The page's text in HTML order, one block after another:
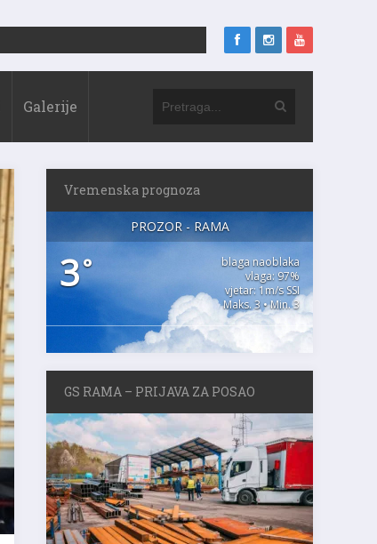
Galerije
Vremenska prognoza
PROZOR - RAMA
3°
blaga naoblaka
vlaga: 97%
vjetar: 1m/s SSI
Maks. 3 • Min. 3
GS RAMA – PRIJAVA ZA POSAO